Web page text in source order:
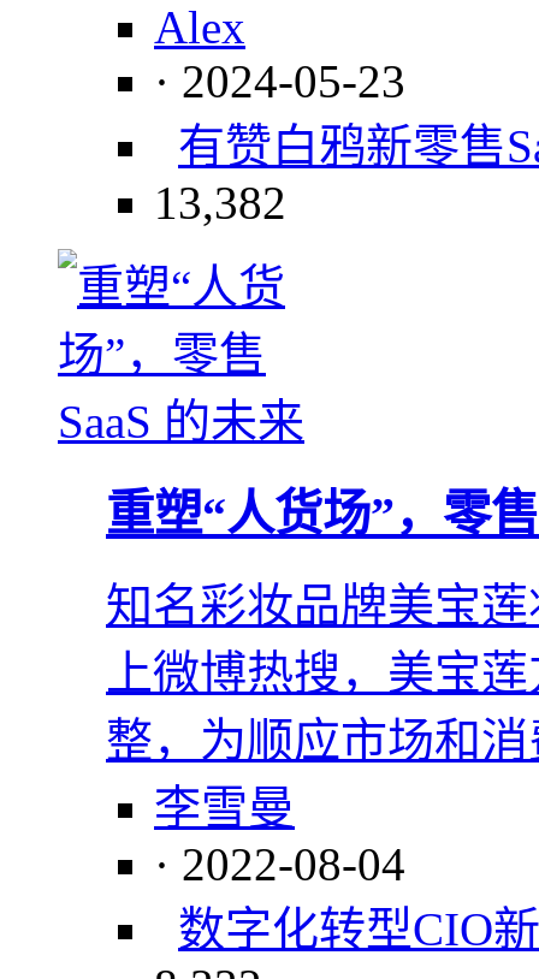
Alex
· 2024-05-23
有赞白鸦新零售
13,382
重塑“人货场”，零
知名彩妆品牌美宝
上微博热搜，美宝
整，为顺应市场和
李雪曼
· 2022-08-04
数字化转型CIO